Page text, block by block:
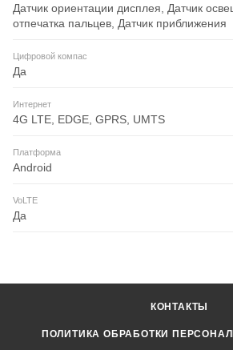
Датчик ориентации дисплея, Датчик
отпечатка пальцев, Датчик приближения
Цифровой компас
Да
Интернет
4G LTE, EDGE, GPRS, UMTS
Платформа
Android
VoLTE
Да
КОНТАКТЫ
ПОЛИТИКА ОБРАБОТКИ